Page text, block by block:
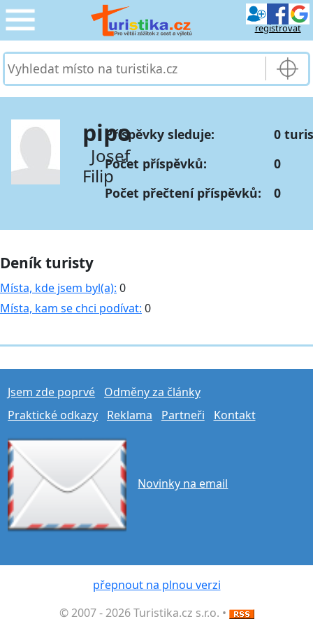
registrovat
CESTOVÁNÍ
SLUŽBY & DOPRAVA ›
PRO TURISTY ›
MOJE TURISTIKA ›
pipo
Josef
Filip
Příspěvky sleduje:
0
Počet příspěvků:
0
Počet přečtení příspěvků:
0
Deník turisty
Místa, kde jsem byl(a): 0
Místa, kam se chci podívat: 0
Jsem zde poprvé
Odměny za články
Praktické odkazy
Reklama Partneři Kontakt
Novinky na email
přepnout na plnou verzi
© 2007 - 2026 Turistika.cz s.r.o. •